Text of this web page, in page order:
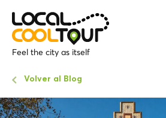
Feel the city as itself
Volver al Blog